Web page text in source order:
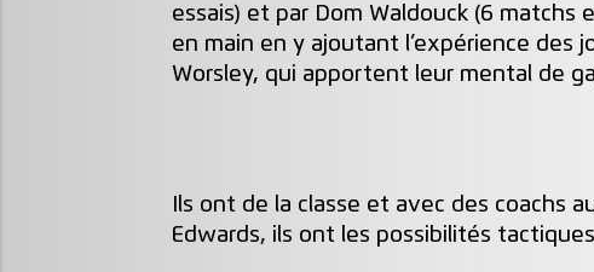
essais) et par Dom Waldouck (6 matchs
en main en y ajoutant l’expérience des
Worsley, qui apportent leur mental de
Ils ont de la classe et avec des coachs
Edwards, ils ont les possibilités